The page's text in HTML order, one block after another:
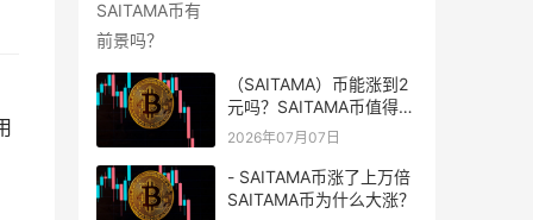
（SAITAMA）币能涨到2
元吗？SAITAMA币值得长
期持有吗？
2026年07月07日
- SAITAMA币涨了上万倍
SAITAMA币为什么大涨？